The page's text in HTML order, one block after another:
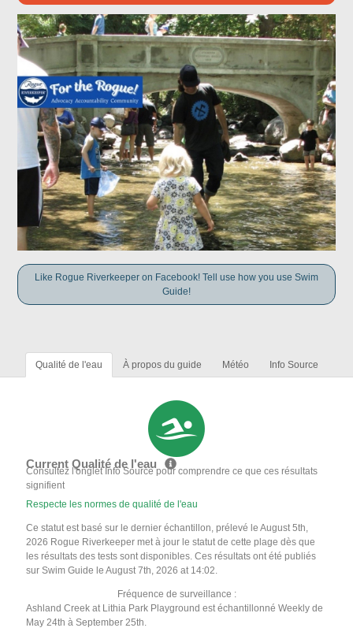
Like Rogue Riverkeeper on Facebook! Tell use how you use Swim
Guide!
Qualité de l'eau À propos du guide Météo Info Source
Current Qualité de l'eau
Consultez l'onglet Info Source pour comprendre ce que ces résultats
signifient
Respecte les normes de qualité de l'eau
Ce statut est basé sur le dernier échantillon, prélevé le August 5th,
2026 Rogue Riverkeeper met à jour le statut de cette plage dès que
les résultats des tests sont disponibles. Ces résultats ont été publiés
sur Swim Guide le August 7th, 2026 at 14:02.
Fréquence de surveillance :
Ashland Creek at Lithia Park Playground est échantillonné Weekly de
May 24th à September 25th.